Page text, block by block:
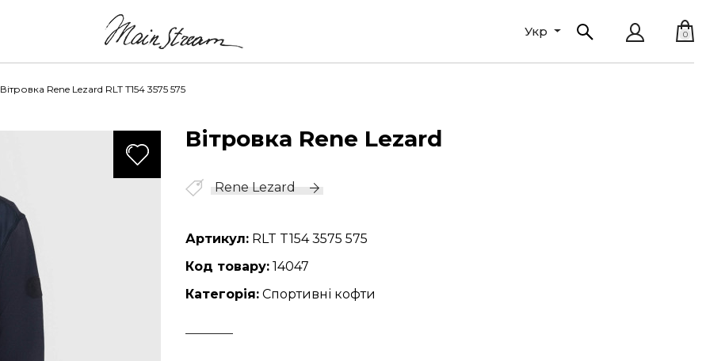
Укр 0
Вітровка Rene Lezard RLT T154 3575 575
Вітровка Rene Lezard
Rene Lezard
Артикул: RLT T154 3575 575
Код товару: 14047
Категорія: Спортивні кофти
1210